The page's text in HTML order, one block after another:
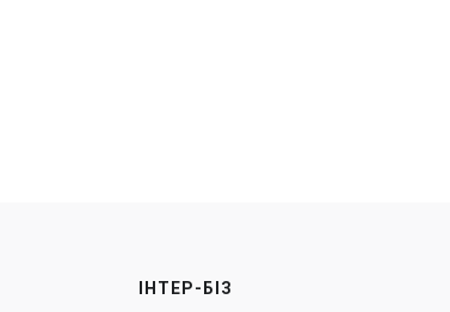
ІНТЕР-БІЗ